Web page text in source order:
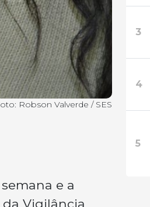
Robson Valverde / SES
e a
da Vigilância
3
4
5